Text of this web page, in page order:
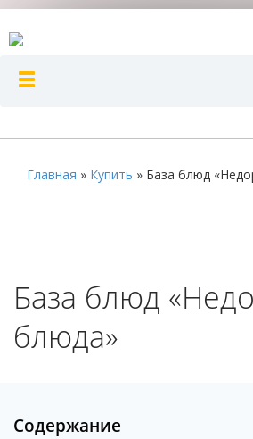
Главная » Купить » База блюд
База блюд
блюда»
Содержание